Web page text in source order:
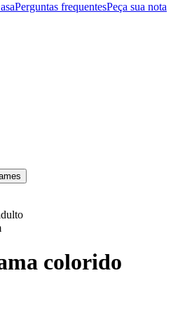
Perguntas frequentesPeça sua nota
colorido